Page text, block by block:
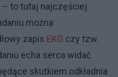
– to tutaj najczęściej
można
zapis EKG czy tzw.
echa serca widać
skutkiem odkładnia